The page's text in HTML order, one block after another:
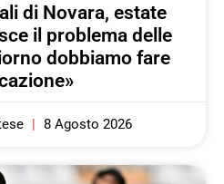
di Novara, estate
il problema delle
dobbiamo fare
8 Agosto 2026